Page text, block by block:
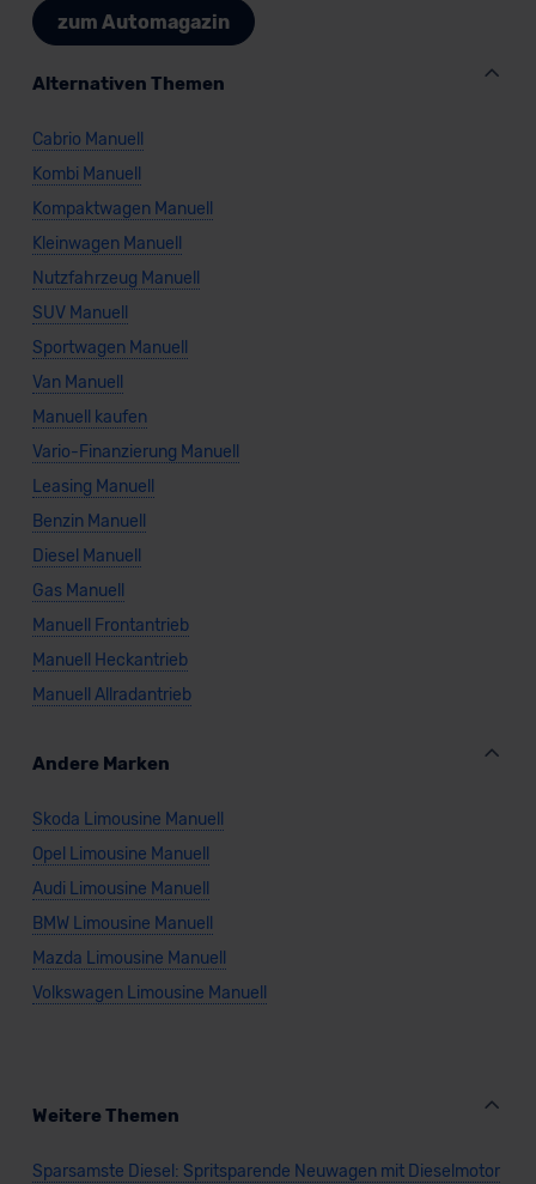
zum Automagazin
Alternativen Themen
Cabrio Manuell
Kombi Manuell
Kompaktwagen Manuell
Kleinwagen Manuell
Nutzfahrzeug Manuell
SUV Manuell
Sportwagen Manuell
Van Manuell
Manuell kaufen
Vario-Finanzierung Manuell
Leasing Manuell
Benzin Manuell
Diesel Manuell
Gas Manuell
Manuell Frontantrieb
Manuell Heckantrieb
Manuell Allradantrieb
Andere Marken
Skoda Limousine Manuell
Opel Limousine Manuell
Audi Limousine Manuell
BMW Limousine Manuell
Mazda Limousine Manuell
Volkswagen Limousine Manuell
Weitere Themen
Sparsamste Diesel: Spritsparende Neuwagen mit Dieselmotor